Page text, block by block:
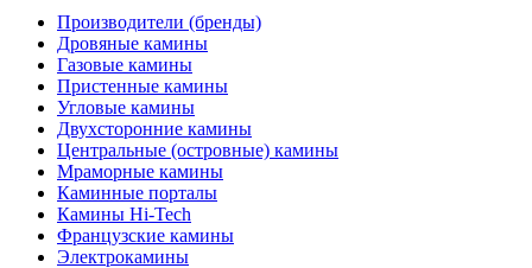
Производители (бренды)
Дровяные камины
Газовые камины
Пристенные камины
Угловые камины
Двухсторонние камины
Центральные (островные) камины
Мраморные камины
Каминные порталы
Камины Hi-Tech
Французские камины
Электрокамины